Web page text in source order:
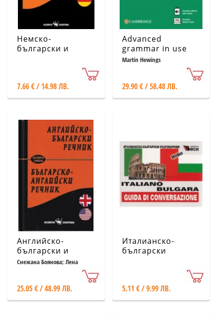
Немско-
български и
7.66 € / 14.98 ЛВ.
Advanced
grammar in use
4th ed.
Martin Hewings
29.90 € / 58.48 ЛВ.
Английско-
български и
Българско-
английски речник
Снежана Боянова; Лена
25.05 € / 48.99 ЛВ.
Италианско-
български
5.11 € / 9.99 ЛВ.